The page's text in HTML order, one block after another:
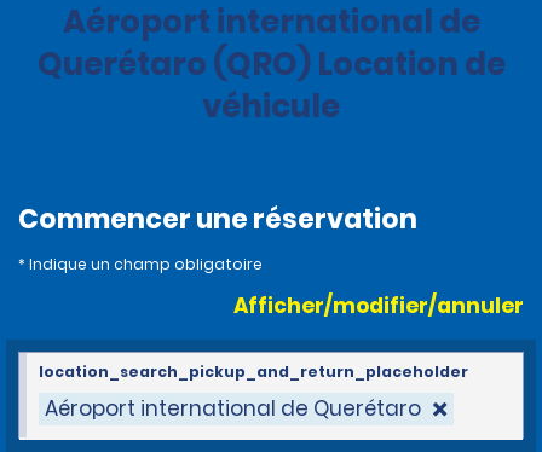
Aéroport international de
Querétaro (QRO) Location de
véhicule
Commencer une réservation
* Indique un champ obligatoire
Afficher/modifier/annuler
Aéroport international de Querétaro
location_search_pickup_and_return_placeholder